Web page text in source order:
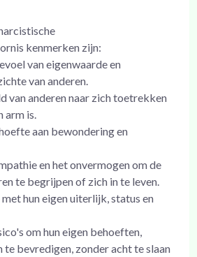
kenmerken zijn:
van eigenwaarde en
van anderen.
van anderen naar zich toetrekken
arm is.
aan bewondering en
en het onvermogen om de
te begrijpen of zich in te leven.
hun eigen uiterlijk, status en
om hun eigen behoeften,
te bevredigen, zonder acht te slaan